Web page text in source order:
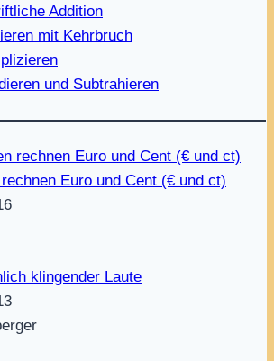
Addition
mit Kehrbruch
und Subtrahieren
Euro und Cent (€ und ct)
klingender Laute